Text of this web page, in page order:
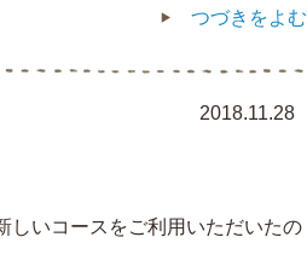
つづきをよむ
2018.11.28
いコースをご利用いただいたの